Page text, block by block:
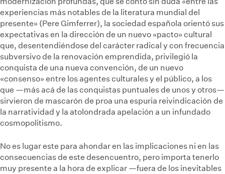
experiencias más notables de la literatura mundial del
presente» (Pere Gimferrer), la sociedad española orientó sus
expectativas en la dirección de un nuevo «pacto» cultural
que, desentendiéndose del carácter radical y con frecuencia
subversivo de la renovación emprendida, privilegió la
conquista de una nueva convención, de un nuevo
«consenso» entre los agentes culturales y el público, a los
que —más acá de las conquistas puntuales de unos y otros—
sirvieron de mascarón de proa una espuria reivindicación de
la narratividad y la atolondrada apelación a un infundado
cosmopolitismo.
No es lugar este para ahondar en las implicaciones ni en las
consecuencias de este desencuentro, pero importa tenerlo
muy presente a la hora de explicar —fuera de los inevitables